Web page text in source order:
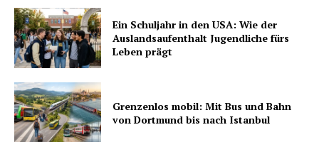
Ein Schuljahr in den USA: Wie der
Auslandsaufenthalt Jugendliche fürs
Leben prägt
Grenzenlos mobil: Mit Bus und Bahn
von Dortmund bis nach Istanbul